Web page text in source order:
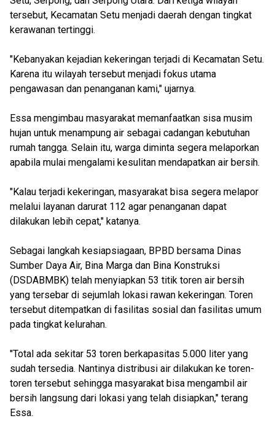
tersebut, Kecamatan Setu menjadi daerah dengan tingkat
kerawanan tertinggi.
"Kebanyakan kejadian kekeringan terjadi di Kecamatan Setu.
Karena itu wilayah tersebut menjadi fokus utama
pengawasan dan penanganan kami," ujarnya.
Essa mengimbau masyarakat memanfaatkan sisa musim
hujan untuk menampung air sebagai cadangan kebutuhan
rumah tangga. Selain itu, warga diminta segera melaporkan
apabila mulai mengalami kesulitan mendapatkan air bersih.
"Kalau terjadi kekeringan, masyarakat bisa segera melapor
melalui layanan darurat 112 agar penanganan dapat
dilakukan lebih cepat," katanya.
Sebagai langkah kesiapsiagaan, BPBD bersama Dinas
Sumber Daya Air, Bina Marga dan Bina Konstruksi
(DSDABMBK) telah menyiapkan 53 titik toren air bersih
yang tersebar di sejumlah lokasi rawan kekeringan. Toren
tersebut ditempatkan di fasilitas sosial dan fasilitas umum
pada tingkat kelurahan.
"Total ada sekitar 53 toren berkapasitas 5.000 liter yang
sudah tersedia. Nantinya distribusi air dilakukan ke toren-
toren tersebut sehingga masyarakat bisa mengambil air
bersih langsung dari lokasi yang telah disiapkan," terang
Essa.